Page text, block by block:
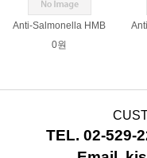
Anti-Salmonella HMB
0원
TEL. 02-529-